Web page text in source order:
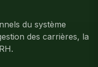
du système
des carrières, la